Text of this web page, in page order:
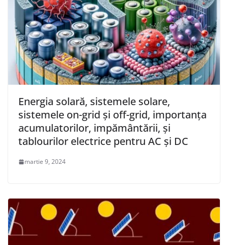
Energia solară, sistemele solare,
sistemele on-grid și off-grid, importanța
acumulatorilor, impământării, și
tablourilor electrice pentru AC și DC
martie 9, 2024